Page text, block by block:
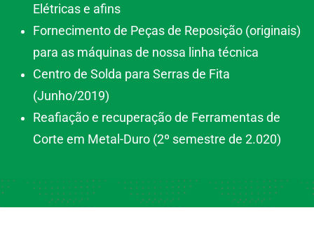
Elétricas e afins
Fornecimento de Peças de Reposição (originais)
para as máquinas de nossa linha técnica
Centro de Solda para Serras de Fita
(Junho/2019)
Reafiação e recuperação de Ferramentas de
Corte em Metal-Duro (2º semestre de 2.020)